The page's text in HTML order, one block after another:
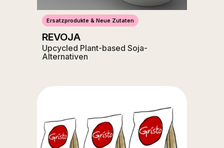
Ersatzprodukte & Neue Zutaten
REVOJA
Upcycled Plant-based Soja-
Alternativen